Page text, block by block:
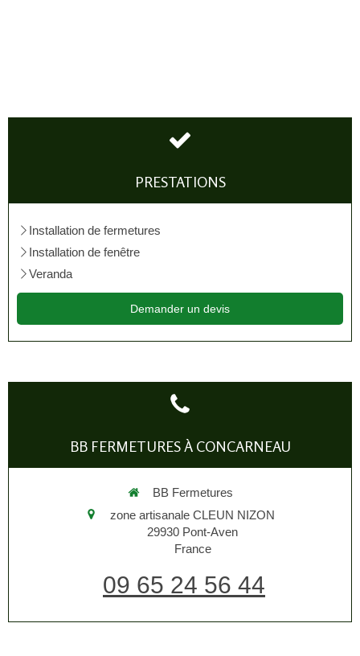
PRESTATIONS
Installation de fermetures
Installation de fenêtre
Veranda
Demander un devis
BB FERMETURES À CONCARNEAU
BB Fermetures
zone artisanale CLEUN NIZON
29930 Pont-Aven
France
09 65 24 56 44